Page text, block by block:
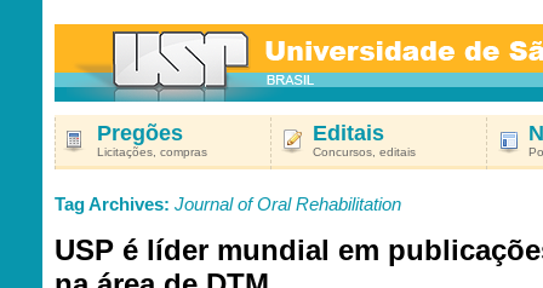
Pregões
Licitações, compras
Editais
Concursos, editais
Tag Archives: Journal of Oral Rehabilitation
USP é líder mundial em